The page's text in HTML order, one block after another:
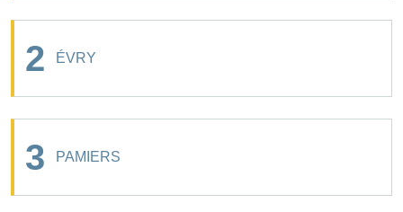
2 ÉVRY
3 PAMIERS